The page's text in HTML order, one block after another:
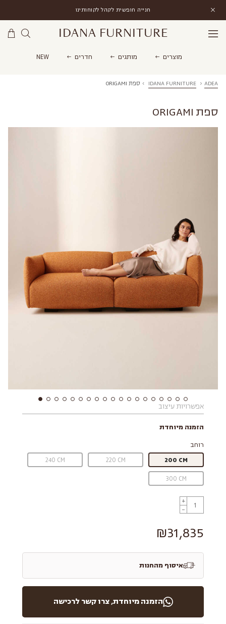
חנייה חופשית לקהל לקוחותינו
IDANA FURNITURE
מוצרים מותגים חדרים NEW
IDANA FURNITURE › ADEA
› ספת ORIGAMI
ספת ORIGAMI
אפשרויות עיצוב
הזמנה מיוחדת
רוחב
200 CM
220 CM
240 CM
300 CM
+
-
₪31,835
איסוף מהחנות
הזמנה מיוחדת, צרו קשר לרכישה